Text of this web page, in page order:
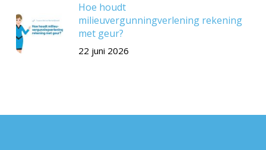
Hoe houdt
milieuvergunningverlening rekening
met geur?
22 juni 2026